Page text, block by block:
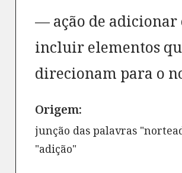
ação de adicionar
incluir elementos
direcionam para o
Origem:
junção das palavras
"adição"